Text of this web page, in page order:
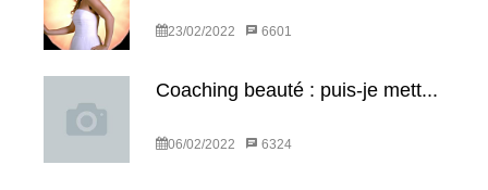
23/02/2022 6601
Coaching beauté : puis-je mett...
06/02/2022 6324